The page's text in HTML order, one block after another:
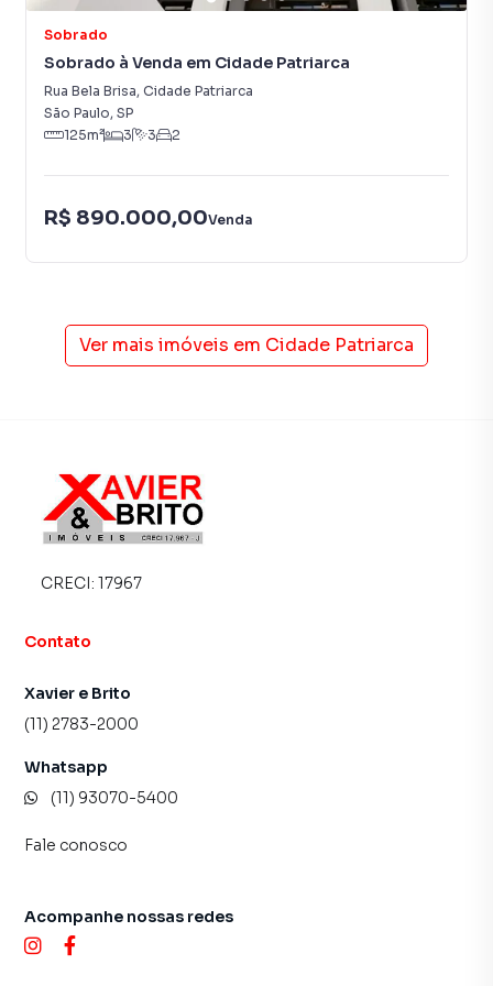
Sobrado
Sobrado à Venda em Cidade Patriarca
Rua Bela Brisa, Cidade Patriarca
São Paulo, SP
125m² 3 3 2
R$ 890.000,00Venda
Ver mais imóveis em Cidade Patriarca
CRECI: 17967
Contato
Xavier e Brito
(11) 2783-2000
Whatsapp
(11) 93070-5400
Fale conosco
Acompanhe nossas redes